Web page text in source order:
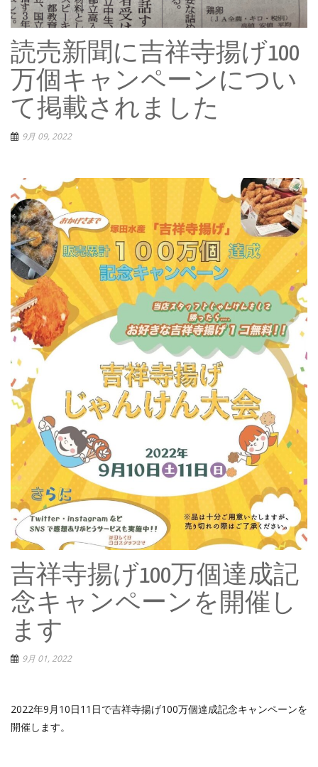
読売新聞に吉祥寺揚げ100
万個キャンペーンについ
て掲載されました
9月 09, 2022
吉祥寺揚げ100万個達成記
念キャンペーンを開催し
ます
9月 01, 2022
2022年9月10日11日で吉祥寺揚げ100万個達成記念キャンペーンを
開催します。